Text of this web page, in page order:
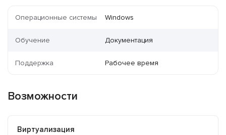
Операционные системы Windows
Обучение Документация
Поддержка Рабочее время
Возможности
Виртуализация